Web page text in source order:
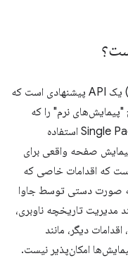
) یک API پیشنهادی است که
نرم" را که
توسط سایت‌های Single Page Application (SPA) استفاده
صفحه واقعی برای
که اقدامات خاصی که
به صورت دستی توسط جاوا
مدیریت تاریخچه ناوبری،
امکان‌پذیر نیست.